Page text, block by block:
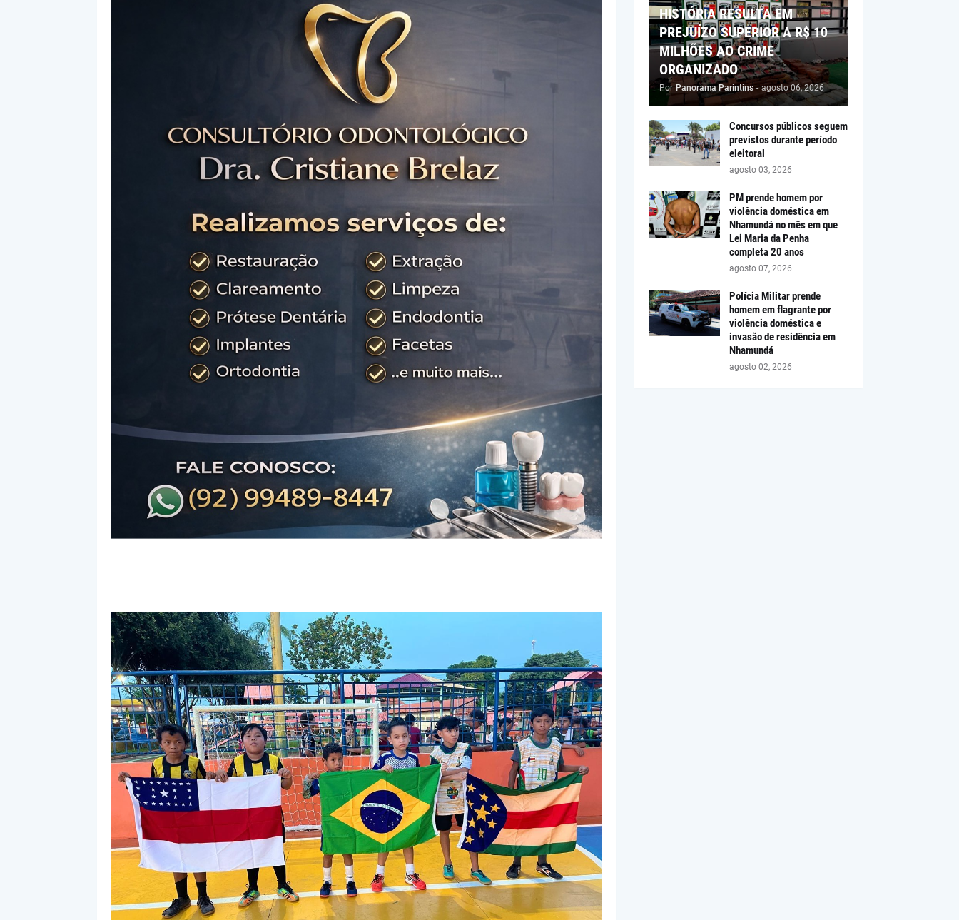
HISTÓRIA RESULTA EM
PREJUÍZO SUPERIOR A R$ 10
MILHÕES AO CRIME
ORGANIZADO
Por Panorama Parintins - agosto 06, 2026
Concursos públicos seguem
previstos durante período
eleitoral
agosto 03, 2026
PM prende homem por
violência doméstica em
Nhamundá no mês em que
Lei Maria da Penha
completa 20 anos
agosto 07, 2026
Polícia Militar prende
homem em flagrante por
violência doméstica e
invasão de residência em
Nhamundá
agosto 02, 2026